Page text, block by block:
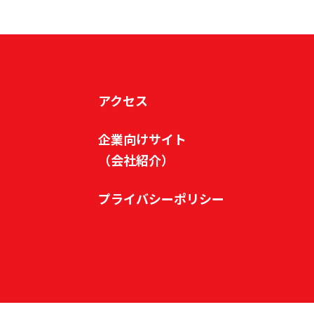
アクセス
企業向けサイト
（会社紹介）
プライバシーポリシー